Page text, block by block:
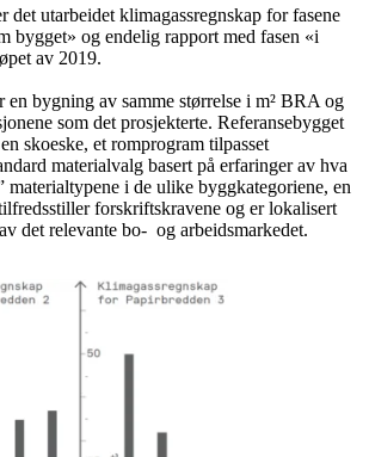
det utarbeidet klimagassregnskap for fasene
bygget» og endelig rapport med fasen «i
av 2019.
en bygning av samme størrelse i m² BRA og
som det prosjekterte. Referansebygget
skoeske, et romprogram tilpasset
materialvalg basert på erfaringer av hva
materialtypene i de ulike byggkategoriene, en
forskriftskravene og er lokalisert
det relevante bo- og arbeidsmarkedet.